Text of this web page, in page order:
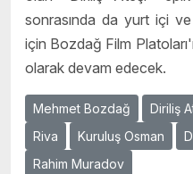
sonrasında da yurt içi
için Bozdağ Film
olarak devam edecek.
Mehmet Bozdağ Diriliş
Riva
Kuruluş Osman
Rahim Muradov